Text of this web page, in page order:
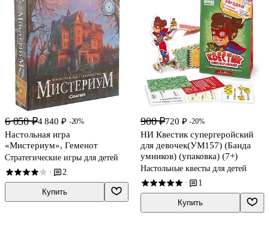
6 050 ₽4 840 ₽ -20%
Настольная игра
«Мистериум», Геменот
Стратегические игры для детей
· 2
Купить
900 ₽720 ₽ -20%
НИ Квестик супергеройский
для девочек(УМ157) (Банда
умников) (упаковка) (7+)
Настольные квесты для детей
· 1
Купить